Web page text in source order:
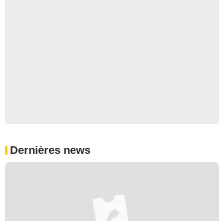
Dernières news